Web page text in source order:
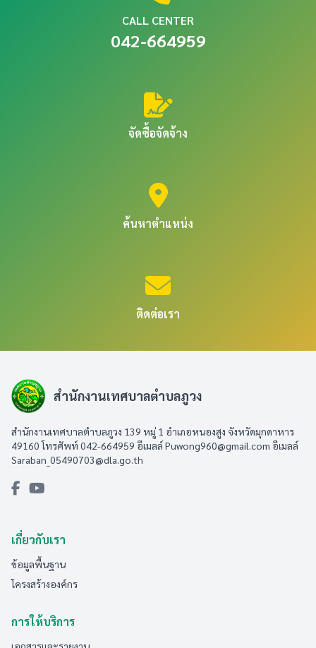
CALL CENTER
042-664959
จัดซื้อจัดจ้าง
ค้นหาตำแหน่ง
ติดต่อเรา
สำนักงานเทศบาลตำบลภูวง
สำนักงานเทศบาลตำบลภูวง 139 หมู่ 1 อำเภอหนองสูง จังหวัดมุกดาหาร
49160 โทรศัพท์ 042-664959 อีเมลล์Puwong960@gmail.com อีเมลล์
Saraban_05490703@dla.go.th
เกี่ยวกับเรา
ข้อมูลพื้นฐาน
โครงสร้างองค์กร
การให้บริการ